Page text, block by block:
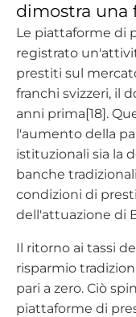
dimostra una
Le piattaforme di
registrato
prestiti sul
franchi svizzeri, il
anni prima[18].
l'aumento della
istituzionali sia la
banche
condizioni di
dell'attuazione di
Il ritorno ai tassi
risparmio
pari a zero. Ciò
piattaforme di